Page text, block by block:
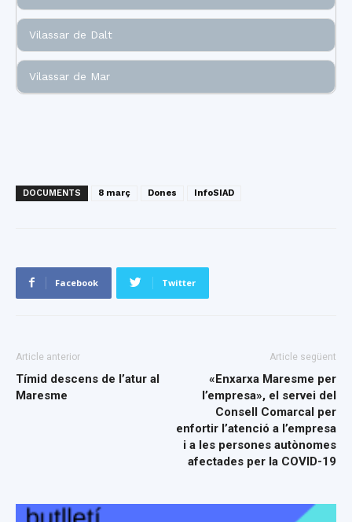
Vilassar de Dalt
Vilassar de Mar
DOCUMENTS 8 març Dones InfoSIAD
Facebook Twitter
Article anterior
Tímid descens de l’atur al
Maresme
Article següent
«Enxarxa Maresme per
l’empresa», el servei del
Consell Comarcal per
enfortir l’atenció a l’empresa
i a les persones autònomes
afectades per la COVID-19